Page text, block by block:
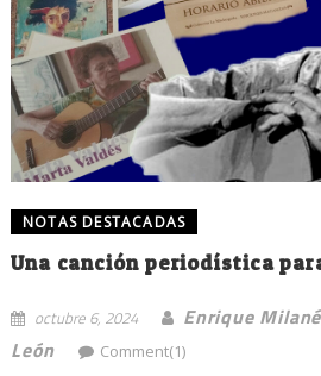
NOTAS DESTACADAS
Una canción periodística
octubre 6, 2024
Enrique
León
Comment(1)